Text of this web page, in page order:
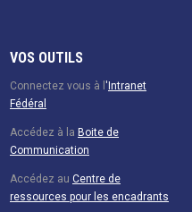
VOS OUTILS
Connectez vous à l ' Intranet
Fédéral
Accédez à la Boite de
Communication
Accédez au Centre de
ressources pour les encadrants